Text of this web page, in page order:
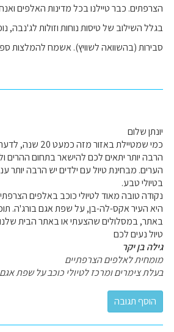
הצרפתים. כבר טיילנו בכל מדינות האלפים
בגלל השילוב של טיסות נוחות וזולות לג'נבה,
סבירות (בהשוואה לשוויץ). אשמח להמלצות
יונתן שלום
כמי שמטיילת באזור מזה כמעט 20 שנה,
הרבה יותר יתאים לכם להישאר בתחום ההרים
הערים. מבחינת טיול עם ילדים יש הרבה יותר
בטיולי טבע.
נקודה טובה מאוד לטיולי כוכב באלפים
היא העיר אקס-לה-בן, על שפת אגם בורג'ה.
באתר, במסלולים שהצעתי או באתר הבית
טיול נעים לכם
גילה בן יקר
מומחית לאלפים הצרפתיים
בעלת צימרים ומרכז לטיולי כוכב על שפת